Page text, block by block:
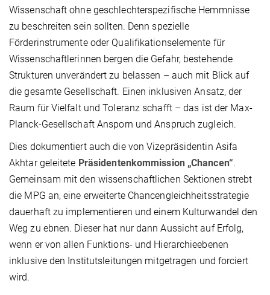
Wissenschaft ohne geschlechterspezifische Hemmnisse
zu beschreiten sein sollten. Denn spezielle
Förderinstrumente oder Qualifikationselemente für
Wissenschaftlerinnen bergen die Gefahr, bestehende
Strukturen unverändert zu belassen – auch mit Blick auf
die gesamte Gesellschaft. Einen inklusiven Ansatz, der
Raum für Vielfalt und Toleranz schafft – das ist der Max-
Planck-Gesellschaft Ansporn und Anspruch zugleich.
Dies dokumentiert auch die von Vizepräsidentin Asifa
Akhtar geleitete Präsidentenkommission „Chancen“.
Gemeinsam mit den wissenschaftlichen Sektionen strebt
die MPG an, eine erweiterte Chancengleichheitsstrategie
dauerhaft zu implementieren und einem Kulturwandel den
Weg zu ebnen. Dieser hat nur dann Aussicht auf Erfolg,
wenn er von allen Funktions- und Hierarchieebenen
inklusive den Institutsleitungen mitgetragen und forciert
wird.